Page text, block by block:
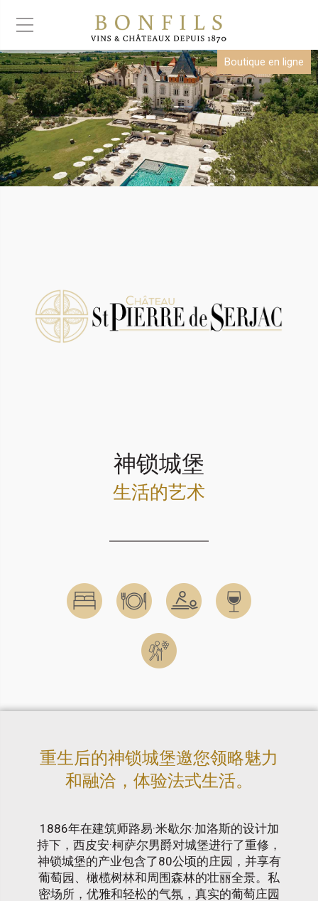
Boutique en ligne
神锁城堡
生活的艺术
重生后的神锁城堡邀您领略魅力
和融洽，体验法式生活。
1886年在建筑师路易·米歇尔·加洛斯的设计加
持下，西皮安·柯萨尔男爵对城堡进行了重修，
神锁城堡的产业包含了80公顷的庄园，并享有
葡萄园、橄榄树林和周围森林的壮丽全景。私
密场所，优雅和轻松的气氛，真实的葡萄庄园